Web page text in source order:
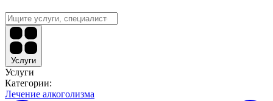
Услуги
Услуги
Категории:
Лечение алкоголизма